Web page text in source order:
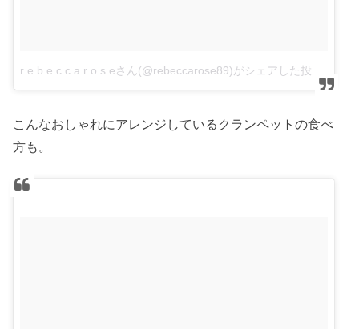
こんなおしゃれにアレンジしているクランペットの食べ
方も。